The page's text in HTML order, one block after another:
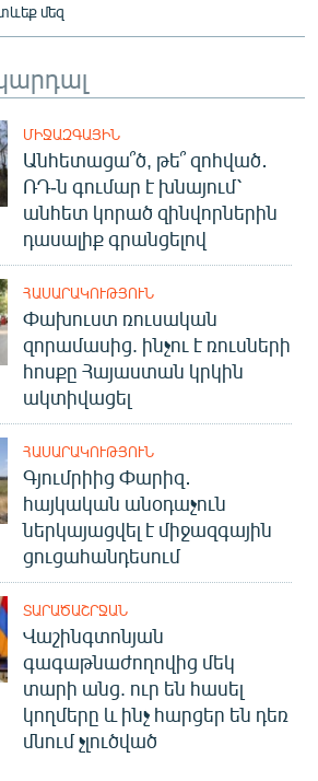
կայքերը
մեզ
ՄԻՋԱԶԳԱՅԻՆ
Անհետացա՞ծ, թե՞ զոհված․
ՌԴ-ն գումար է խնայում՝
անհետ կորած զինվորներին
դասալիք գրանցելով
ՀԱՍԱՐԱԿՈՒԹՅՈՒՆ
Փախուստ ռուսական
զորամասից. ինչու է ռուսների
հոսքը Հայաստան կրկին
ակտիվացել
ՀԱՍԱՐԱԿՈՒԹՅՈՒՆ
Գյումրիից Փարիզ․
հայկական անօդաչուն
ներկայացվել է միջազգային
ցուցահանդեսում
ՏԱՐԱԾԱՇՐՋԱՆ
Վաշինգտոնյան
գագաթնաժողովից մեկ
տարի անց. ուր են հասել
կողմերը և ինչ հարցեր են դեռ
մնում չլուծված